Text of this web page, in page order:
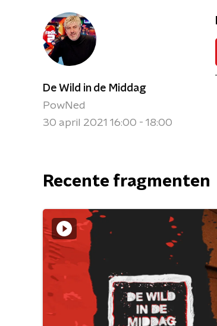
De Wild in de Middag
PowNed
30 april 2021 16:00 - 18:00
Recente fragmenten